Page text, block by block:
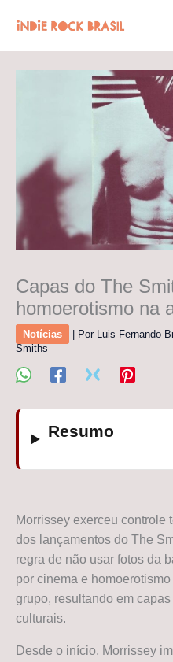
para
o
conteúdo
Capas do The
homoerotismo na
Notícias | Por Luis Fernando
Smiths
Resumo
Morrissey exerceu controle
dos lançamentos do The
regra de não usar fotos da
por cinema e
grupo, resultando em
culturais.
Desde o início, Morrissey